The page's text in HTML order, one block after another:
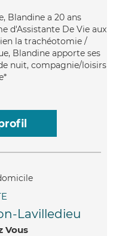
Blandine a 20 ans
d'Assistante De Vie aux
la trachéotomie /
Blandine apporte ses
nuit, compagnie/loisirs
Lavilledieu
Vous